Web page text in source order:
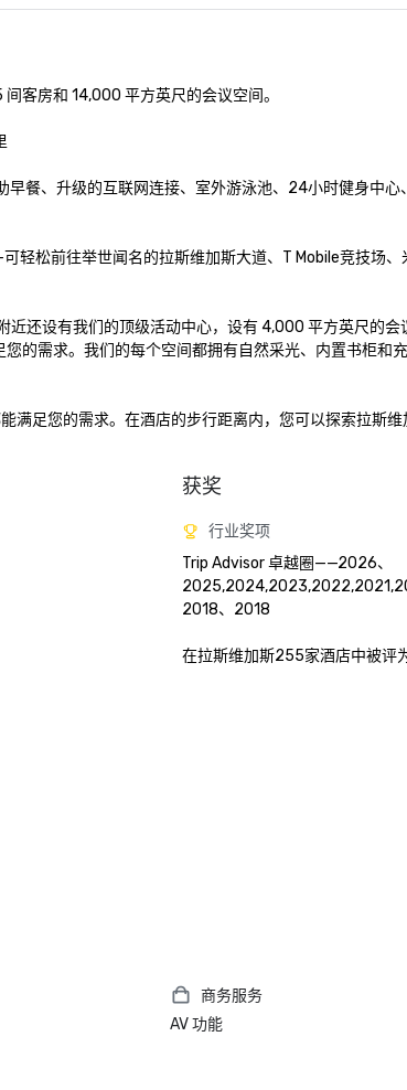
客房和 14,000 平方英尺的会议空间。
餐、升级的互联网连接、室外游泳池、24小时健身中心
轻松前往举世闻名的拉斯维加斯大道、T Mobile竞技场、
还设有我们的顶级活动中心，设有 4,000 平方英尺的会
的需求。我们的每个空间都拥有自然采光、内置书柜和
满足您的需求。在酒店的步行距离内，您可以探索拉斯
获奖
行业奖项
Trip Advisor 卓越圈——2026、
2018、2018
在拉斯维加斯255家酒店中被评
商务服务
AV 功能